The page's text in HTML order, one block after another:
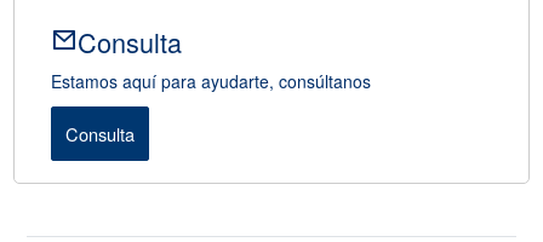
Consulta
Estamos aquí para ayudarte, consúltanos
Consulta